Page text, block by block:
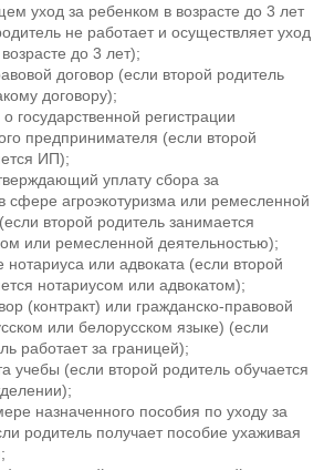
уход за ребенком в возрасте до 3 лет
не работает и осуществляет уход
до 3 лет);
договор (если второй родитель
договору);
о государственной регистрации
предпринимателя (если второй
ИП);
уплату сбора за
сфере агроэкотуризма или ремесленной
второй родитель занимается
или ремесленной деятельностью);
нотариуса или адвоката (если второй
нотариусом или адвокатом);
(контракт) или гражданско-правовой
или белорусском языке) (если
работает за границей);
учебы (если второй родитель обучается
назначенного пособия по уходу за
родитель получает пособие ухаживая